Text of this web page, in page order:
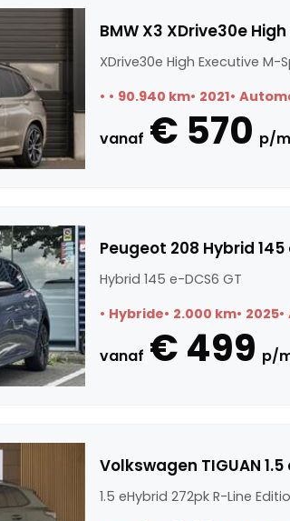
BMW X3 XDrive30e
XDrive30e High Executive M-
90.940 km 2021
vanaf € 570 p/m
Peugeot 208 Hybrid 145
Hybrid 145 e-DCS6 GT
Hybride 2.000 km 2025
vanaf € 499 p/
Volkswagen TIGUAN
1.5 eHybrid 272pk R-Line